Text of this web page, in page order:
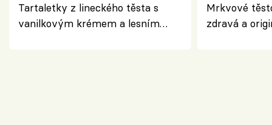
Tartaletky z lineckého těsta s
vanilkovým krémem a lesním
Mrkvové
zdravá a